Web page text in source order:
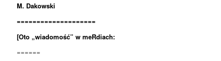
M. Dakowski
====================
[Oto „wiadomość” w meRdiach:
======